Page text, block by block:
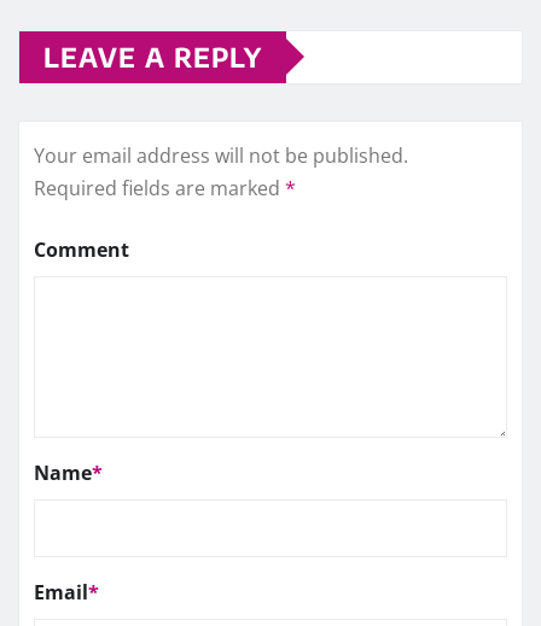
LEAVE A REPLY
Your email address will not be published.
Required fields are marked *
Comment
Name*
Email*